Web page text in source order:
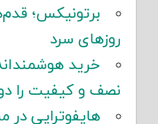
برتونیکس؛
روزهای سرد
خرید
نصف و کیفیت را دو
هایفوتراپی در